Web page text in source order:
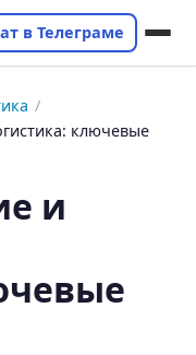
в Телеграме
/
ключевые
и